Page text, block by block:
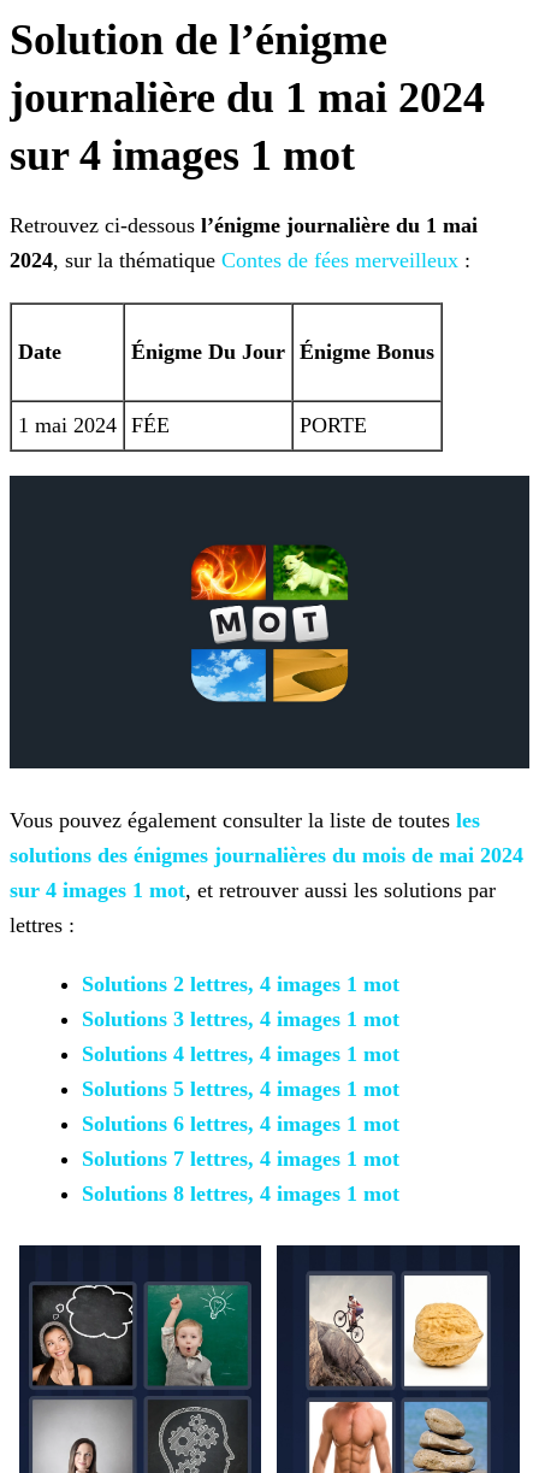
Solution de l’énigme
journalière du 1 mai 2024
sur 4 images 1 mot
Retrouvez ci-dessous l’énigme journalière du 1 mai
2024, sur la thématique Contes de fées merveilleux :
Date Énigme Du Jour Énigme Bonus
1 mai 2024 FÉE PORTE
Vous pouvez également consulter la liste de toutes les
solutions des énigmes journalières du mois de mai 2024
sur 4 images 1 mot, et retrouver aussi les solutions par
lettres :
Solutions 2 lettres, 4 images 1 mot
Solutions 3 lettres, 4 images 1 mot
Solutions 4 lettres, 4 images 1 mot
Solutions 5 lettres, 4 images 1 mot
Solutions 6 lettres, 4 images 1 mot
Solutions 7 lettres, 4 images 1 mot
Solutions 8 lettres, 4 images 1 mot